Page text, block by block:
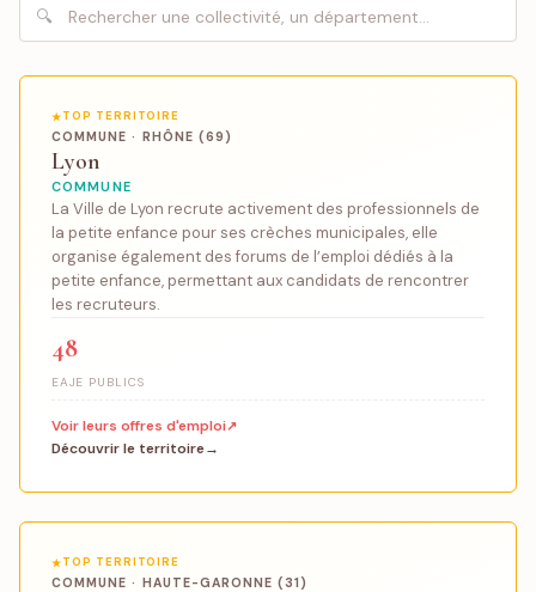
TOP TERRITOIRE
COMMUNE · RHÔNE (69)
Lyon
COMMUNE
La Ville de Lyon recrute activement des professionnels de
la petite enfance pour ses crèches municipales, elle
organise également des forums de l’emploi dédiés à la
petite enfance, permettant aux candidats de rencontrer
les recruteurs.
48
EAJE PUBLICS
Voir leurs offres d'emploi
Découvrir le territoire
TOP TERRITOIRE
COMMUNE · HAUTE-GARONNE (31)